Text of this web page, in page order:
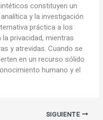
constituyen un
y la investigación
práctica a los
privacidad, mientras
y atrevidas. Cuando se
en un recurso sólido
humano y el
SIGUIENTE